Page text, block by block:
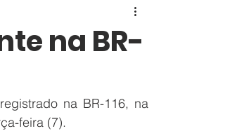
na BR-
na BR-116, na
feira (7).